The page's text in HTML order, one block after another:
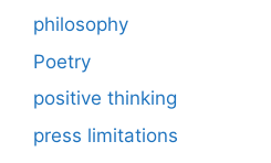
philosophy
Poetry
positive thinking
press limitations